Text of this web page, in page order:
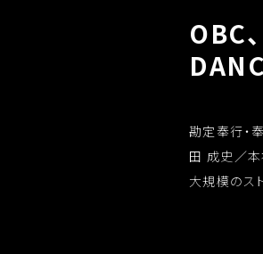
OBC
勘定奉行・
田 成史／本
大規模のス